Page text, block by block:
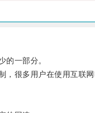
一部分。
很多用户在使用互联网